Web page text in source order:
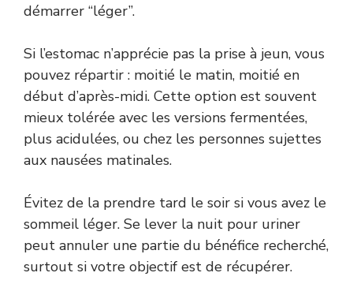
démarrer “léger”.
Si l’estomac n’apprécie pas la prise à jeun, vous
pouvez répartir : moitié le matin, moitié en
début d’après-midi. Cette option est souvent
mieux tolérée avec les versions fermentées,
plus acidulées, ou chez les personnes sujettes
aux nausées matinales.
Évitez de la prendre tard le soir si vous avez le
sommeil léger. Se lever la nuit pour uriner
peut annuler une partie du bénéfice recherché,
surtout si votre objectif est de récupérer.